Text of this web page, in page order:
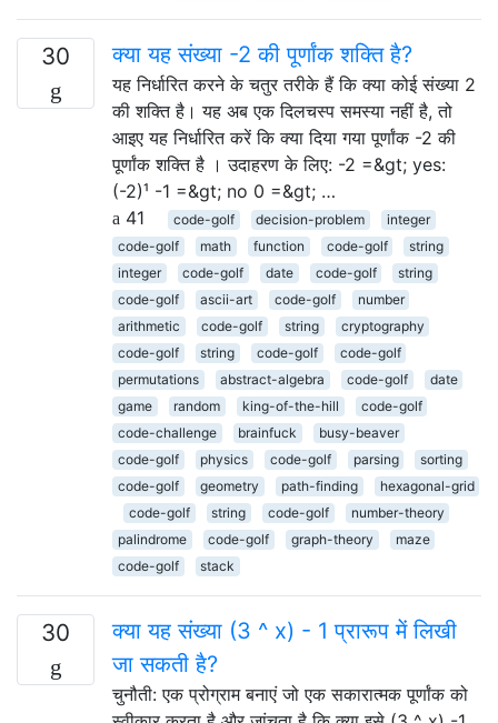
30 क्या यह संख्या -2 की पूर्णांक शक्ति है?
यह निर्धारित करने के चतुर तरीके हैं कि क्या कोई संख्या 2
की शक्ति है। यह अब एक दिलचस्प समस्या नहीं है, तो
आइए यह निर्धारित करें कि क्या दिया गया पूर्णांक -2 की
पूर्णांक शक्ति है । उदाहरण के लिए: -2 =&gt; yes:
(-2)¹ -1 =&gt; no 0 =&gt; …
41
code-golf decision-problem
integer
code-golf
math function code-golf
string
integer
code-golf date code-golf
string
code-golf
ascii-art code-golf
number
arithmetic
code-golf string
cryptography
code-golf
string code-golf
code-golf
permutations
abstract-algebra code-golf
date
game
random king-of-the-hill
code-golf
code-challenge
brainfuck
busy-beaver
code-golf
physics code-golf parsing
sorting
code-golf
geometry path-finding
hexagonal-grid
code-golf
string code-golf
number-theory
palindrome
code-golf graph-theory
maze
code-golf
stack
30
क्या यह संख्या (3 ^ x) - 1 प्रारूप में लिखी
जा सकती है?
चुनौती: एक प्रोग्राम बनाएं जो एक सकारात्मक पूर्णांक को